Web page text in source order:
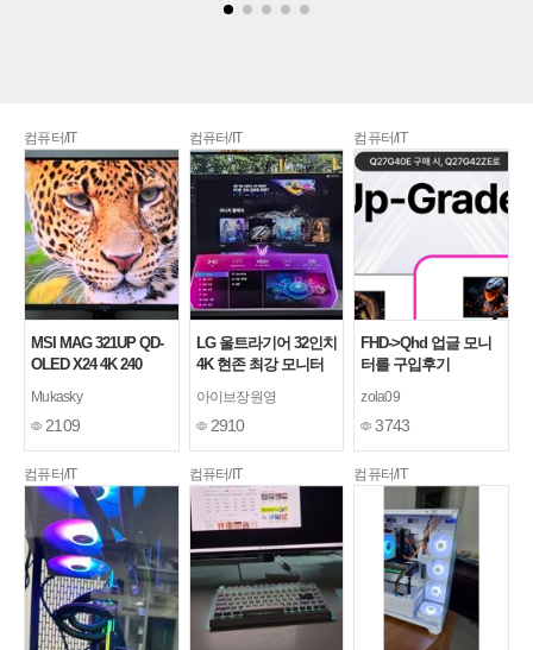
컴퓨터/IT
MSI MAG 321UP QD-
OLED X24 4K 240
Mukasky
2109
컴퓨터/IT
LG 울트라기어 32인치
4K 현존 최강 모니터
아이브장원영
2910
컴퓨터/IT
FHD->Qhd 업글 모니
터를 구입후기
zola09
3743
컴퓨터/IT 컴퓨터/IT 컴퓨터/IT